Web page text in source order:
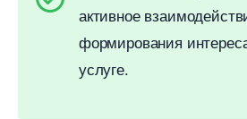
активное
формирования
услуге.